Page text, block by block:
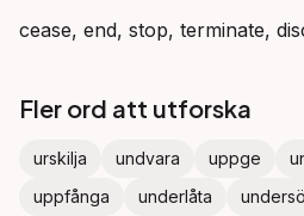
cease, end, stop, terminate,
Fler ord att utforska
urskilja undvara uppge
uppfånga
underlåta